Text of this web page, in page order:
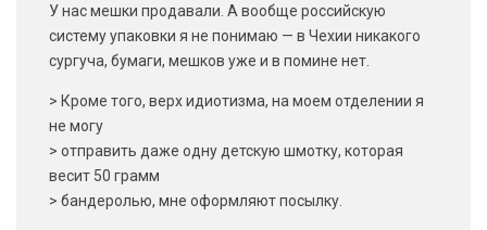
У нас мешки продавали. А вообще российскую
систему упаковки я не понимаю — в Чехии никакого
сургуча, бумаги, мешков уже и в помине нет.
> Кроме того, верх идиотизма, на моем отделении я
не могу
> отправить даже одну детскую шмотку, которая
весит 50 грамм
> бандеролью, мне оформляют посылку.